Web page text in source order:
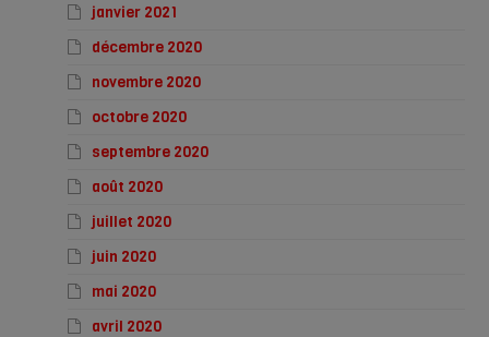
janvier 2021
décembre 2020
novembre 2020
octobre 2020
septembre 2020
août 2020
juillet 2020
juin 2020
mai 2020
avril 2020